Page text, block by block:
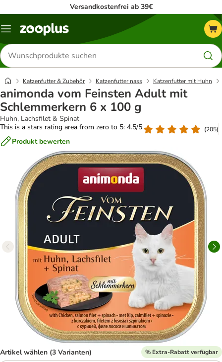
Versandkostenfrei ab 39€
Menü
Produkte
suchen
Katzenfutter & Zubehör Katzenfutter nass Katzenfutter mit Huhn
animonda vom Feinsten Adult mit
Schlemmerkern 6 x 100 g
Huhn, Lachsfilet & Spinat
This is a stars rating area from zero to 5: 4.5/5
(205)
Produkt bewerten
Artikel wählen (3 Varianten) % Extra-Rabatt verfügbar